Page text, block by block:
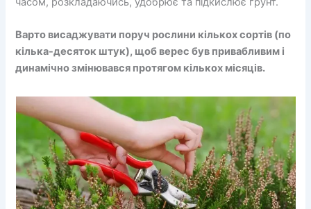
Варто висаджувати поруч рослини кількох сортів (по
кілька-десяток штук), щоб верес був привабливим і
динамічно змінювався протягом кількох місяців.